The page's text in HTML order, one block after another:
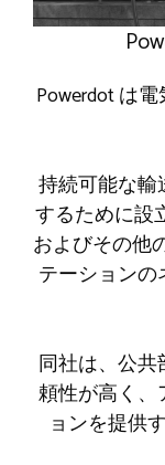
Powerdot は
持続可能な
するために設
およびその他
テーション
同社は、公
頼性が高く
ョンを提供